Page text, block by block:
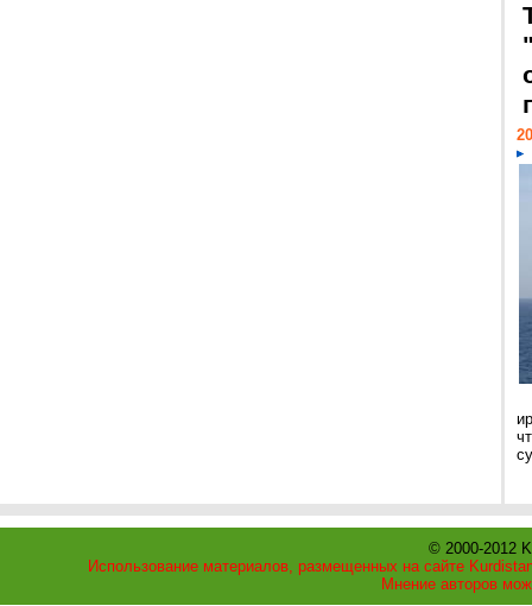
© 2000-2012
Использование материалов, размещенных на сайте
Мнение авторов